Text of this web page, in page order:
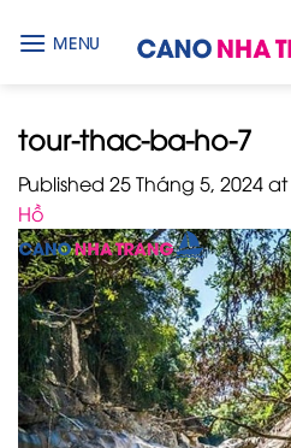
MENU
tour-thac-ba-ho-7
Published 25 Tháng 5, 2024at
Hồ